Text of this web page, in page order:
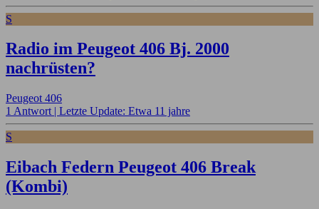
S
Radio im Peugeot 406 Bj. 2000
nachrüsten?
Peugeot 406
1 Antwort | Letzte Update: Etwa 11 jahre
S
Eibach Federn Peugeot 406 Break
(Kombi)